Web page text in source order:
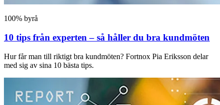
100% byrå
10 tips från experten – så håller du bra kundmöten
Hur får man till riktigt bra kundmöten? Fortnox Pia Eriksson delar
med sig av sina 10 bästa tips.